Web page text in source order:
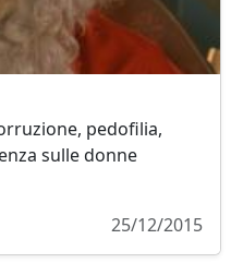
pedofilia,
sulle donne
25/12/2015